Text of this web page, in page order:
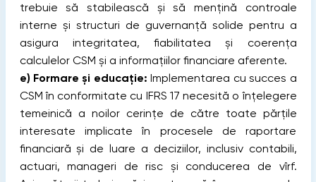
trebuie să stabilească și să mențină controale
interne și structuri de guvernanță solide pentru a
asigura integritatea, fiabilitatea și coerența
calculelor CSM și a informațiilor financiare aferente.
e) Formare și educație: Implementarea cu succes a
CSM în conformitate cu IFRS 17 necesită o înțelegere
temeinică a noilor cerințe de către toate părțile
interesate implicate în procesele de raportare
financiară și de luare a deciziilor, inclusiv contabili,
actuari, manageri de risc și conducerea de vîrf.